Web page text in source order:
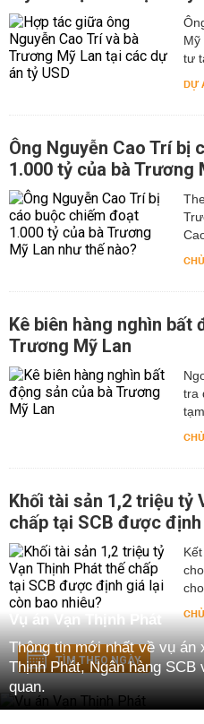
Mỹ
tư
DỰ
Ông Nguyễn Cao Trí bị
1.000 tỷ của bà Trương
Kê biên hàng nghìn bất
Trương Mỹ Lan
tra
Khối tài sản 1,2 triệu tỷ
chấp tại SCB được
TÌM THEO NGÀY
Vụ án Vạn Thịnh Phát
Thông tin mới nhất về vụ án
Thịnh Phát, Ngân hàng
quan.